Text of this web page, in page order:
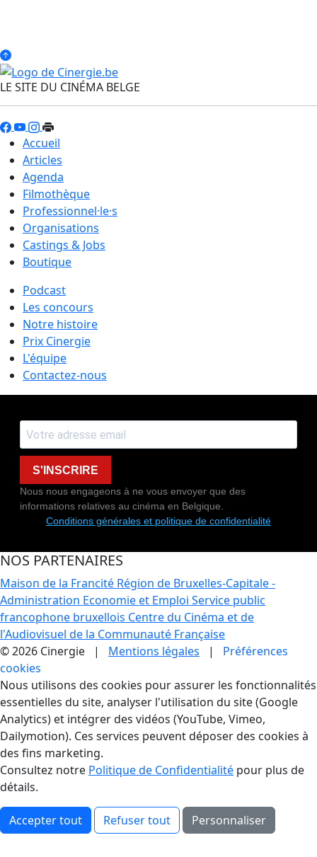
LE SITE DU CINÉMA BELGE
Accueil
Articles
Agenda
Filmothèque
Professionnel·le·s
Organisations
Castings & Jobs
Boutique
Podcast
Les concours
Notre histoire
Prix Cinergie
L'équipe
Contactez-nous
S'INSCRIRE
Nous nous engageons à ne vous envoyer que des
informations relatives au cinéma en Belgique.
Conditions générales et politique de confidentialité
NOS PARTENAIRES
Maison de la Francité Région de Bruxelles-Capitale -
Administration Economie et Emploi Service public
francophone bruxellois Centre du Cinéma et de
l'Audiovisuel de la Communauté Française
© 2026 Cinergie | Mentions légales | Préférences
cookies
Gestion des Cookies
Nous utilisons des cookies pour assurer les fonctionnalités
essentielles du site, analyser l'utilisation du site (Google
Analytics) et intégrer des vidéos (YouTube, Vimeo,
Dailymotion). Ces services peuvent déposer des cookies à
des fins marketing.
Consultez notre Politique de Confidentialité pour plus de
détails.
Accepter tout Refuser tout Personnaliser